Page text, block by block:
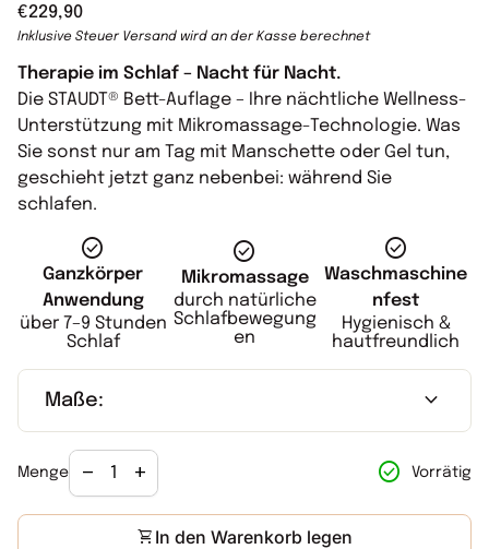
Regulärer Preis
€229,90
Inklusive Steuer Versand wird an der Kasse berechnet
Therapie im Schlaf – Nacht für Nacht.
Die STAUDT® Bett-Auflage – Ihre nächtliche Wellness-
Unterstützung mit Mikromassage-Technologie. Was
Sie sonst nur am Tag mit Manschette oder Gel tun,
geschieht jetzt ganz nebenbei: während Sie
schlafen.
check_circle
Ganzkörper
Anwendung
über 7–9 Stunden
Schlaf
check_circle
Mikromassage
durch natürliche
Schlafbewegung
en
check_circle
Waschmaschine
nfest
Hygienisch &
hautfreundlich
Maße: expand_more
Menge
Verringerung der Menge für
remove
Menge erhöhen für
add check_circle Vorrätig
shopping_cart In den Warenkorb legen